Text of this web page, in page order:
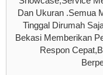
Dan Ukuran .Semua
Tinggal Dirumah
Bekasi Memberikan
Respon